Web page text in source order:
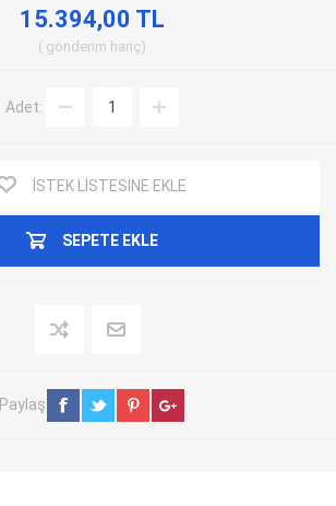
15.394,00 TL
gönderim hariç
Adet:
İSTEK LISTESINE EKLE
SEPETE EKLE
Paylaş